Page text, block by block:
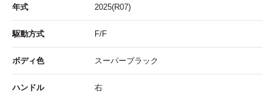
年式 2025(R07)
駆動方式 F/F
ボディ色 スーパーブラック
ハンドル 右